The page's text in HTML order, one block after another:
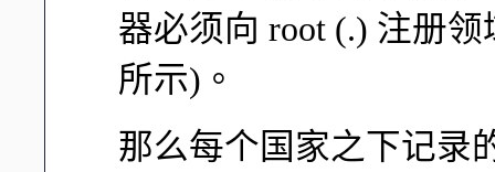
器必须向 root (.) 注册
所示)。
那么每个国家之下记录